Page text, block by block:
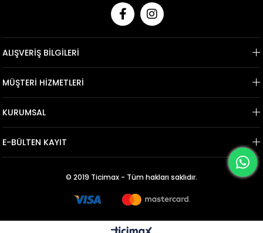
ALIŞVERİŞ BİLGİLERİ
MÜŞTERİ HİZMETLERİ
KURUMSAL
E-BÜLTEN KAYIT
© 2019 Ticimax - Tüm hakları saklıdır.